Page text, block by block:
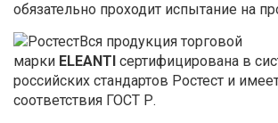
обязательно проходит испытание на
Вся продукция торговой
марки ELEANTI сертифицирована в
российских стандартов Ростест и
соответствия ГОСТ Р.